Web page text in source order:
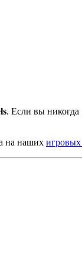
. Если вы
на наших игровых